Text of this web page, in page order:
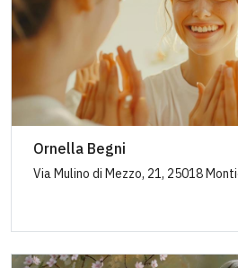
Ornella Begni
Via Mulino di Mezzo, 21, 25018